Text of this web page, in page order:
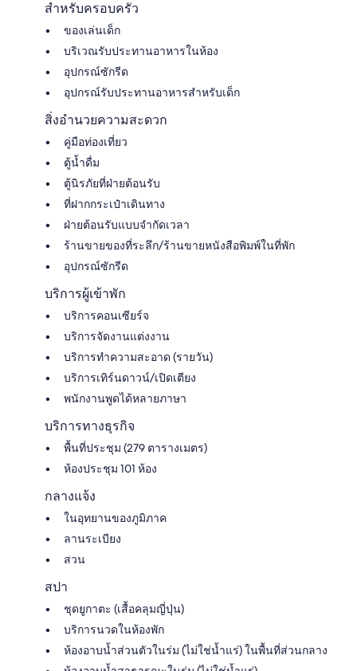
สำหรับครอบครัว
ของเล่นเด็ก
บริเวณรับประทานอาหารในห้อง
อุปกรณ์ซักรีด
อุปกรณ์รับประทานอาหารสำหรับเด็ก
สิ่งอำนวยความสะดวก
คู่มือท่องเที่ยว
ตู้น้ำดื่ม
ตู้นิรภัยที่ฝ่ายต้อนรับ
ที่ฝากกระเป๋าเดินทาง
ฝ่ายต้อนรับแบบจำกัดเวลา
ร้านขายของที่ระลึก/ร้านขายหนังสือพิมพ์ในที่พัก
อุปกรณ์ซักรีด
บริการผู้เข้าพัก
บริการคอนเซียร์จ
บริการจัดงานแต่งงาน
บริการทำความสะอาด (รายวัน)
บริการเทิร์นดาวน์/เปิดเตียง
พนักงานพูดได้หลายภาษา
บริการทางธุรกิจ
พื้นที่ประชุม (279 ตารางเมตร)
ห้องประชุม 101 ห้อง
กลางแจ้ง
ในอุทยานของภูมิภาค
ลานระเบียง
สวน
สปา
ชุดยูกาตะ (เสื้อคลุมญี่ปุ่น)
บริการนวดในห้องพัก
ห้องอาบน้ำส่วนตัวในร่ม (ไม่ใช่น้ำแร่) ในพื้นที่ส่วนกลาง